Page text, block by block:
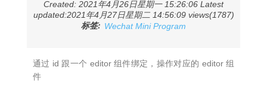
Created: 2021年4月26日星期一 15:26:06 Latest
updated:2021年4月27日星期二 14:56:09 views(1787)
标签: Wechat Mini Program
通过 id 跟一个 editor 组件绑定，操作对应的 editor 组
件